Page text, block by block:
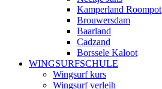
Kamperland Roompot
Brouwersdam
Baarland
Cadzand
Borssele Kaloot
WINGSURFSCHULE
Wingsurf kurs
Wingsurf verleih